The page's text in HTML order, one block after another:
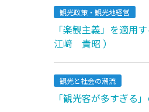
観光政策・観光地経営
「楽観主義」を適
江﨑 貴昭 ）
観光と社会の潮流
「観光客が多すぎ